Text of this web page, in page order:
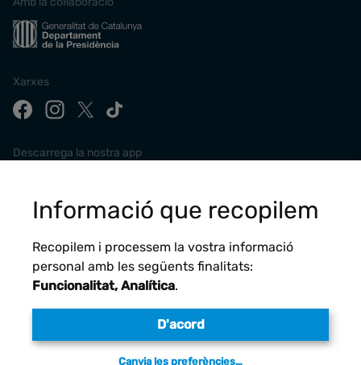
Xarxes
Descarrega la nostra app
Avís legal
Informació que recopilem
Recopilem i processem la vostra informació
personal amb les següents finalitats:
Funcionalitat, Analítica.
D'acord
Canvia les preferències…